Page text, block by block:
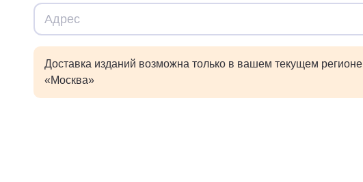
Доставка изданий возможна только в вашем текущем регионе
«Москва»